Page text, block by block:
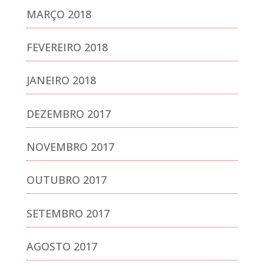
MARÇO 2018
FEVEREIRO 2018
JANEIRO 2018
DEZEMBRO 2017
NOVEMBRO 2017
OUTUBRO 2017
SETEMBRO 2017
AGOSTO 2017